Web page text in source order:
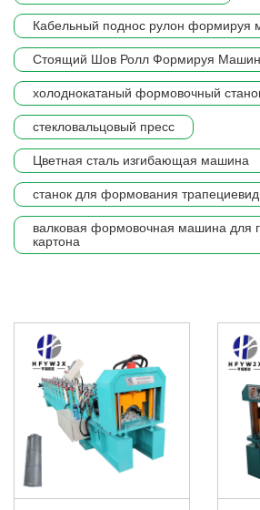
Кабельный поднос рулон формируя
Стоящий Шов Ролл Формируя
холоднокатаный формовочный
стекловальцовый пресс
Цветная сталь изгибающая машина
станок для формования
валковая формовочная машина для
картона